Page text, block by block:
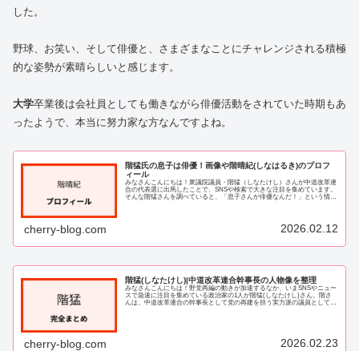
した。
野球、お笑い、そして俳優と、さまざまなことにチャレンジされる積極
的な姿勢が素晴らしいと感じます。
大学卒業後は会社員としても働きながら俳優活動をされていた時期もあ
ったようで、本当に努力家な方なんですよね。
階猛氏の息子は俳優！画像や階晴紀(しなはるき)のプロフ
ィール
みなさんこんにちは！衆議院議員・階猛（しなたけし）さんが中道改革連
合の代表選に出馬したことで、SNSや検索で大きな注目を集めています。
そんな階猛さんを調べていると、「息子さんが俳優なんだ！」という情報
cherry-blog.com 2026.02.12
階猛(しなたけし)|中道改革連合幹事長の人物像を整理
みなさんこんにちは！野党再編の動きが加速するなか、いまSNSやニュー
スで急速に注目を集めている政治家の1人が階猛(しなたけし)さん。階さ
んは、中道改革連合の幹事長として党の再建を担う実力派の議員として活
cherry-blog.com 2026.02.23